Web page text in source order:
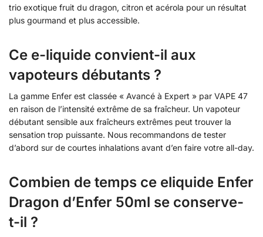
trio exotique fruit du dragon, citron et acérola pour un résultat
plus gourmand et plus accessible.
Ce e-liquide convient-il aux
vapoteurs débutants ?
La gamme Enfer est classée « Avancé à Expert » par VAPE 47
en raison de l’intensité extrême de sa fraîcheur. Un vapoteur
débutant sensible aux fraîcheurs extrêmes peut trouver la
sensation trop puissante. Nous recommandons de tester
d’abord sur de courtes inhalations avant d’en faire votre all-day.
Combien de temps ce eliquide Enfer
Dragon d’Enfer 50ml se conserve-
t-il ?